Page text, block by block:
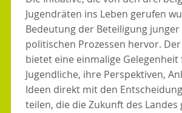
Jugendräten ins Leben gerufen
Bedeutung der Beteiligung junger
politischen Prozessen hervor.
bietet eine einmalige Gelegenheit
Jugendliche, ihre Perspektiven,
Ideen direkt mit den
teilen, die die Zukunft des Landes